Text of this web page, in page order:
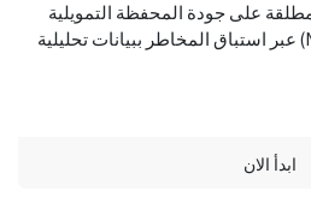
على جودة المحفظة التمويلية
ويقلل من نسب التعثر (NPL) عبر استباق المخاطر ببيانات تحليلية
ابدأ الان